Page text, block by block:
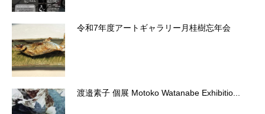
令和7年度アートギャラリー月桂樹忘年会
渡邉素子 個展 Motoko Watanabe Exhibitio...